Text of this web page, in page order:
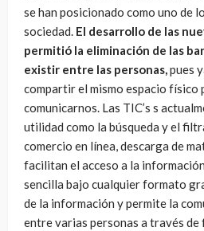
se han posicionado como uno de
sociedad. El desarrollo de las
permitió la eliminación de las
existir entre las personas,pues
compartir el mismo espacio físico
comunicarnos. Las TIC’s s
utilidad como la búsqueda y el
comercio en línea, descarga de
facilitan el acceso a la
sencilla bajo cualquier formato
de la información y permite la
entre varias personas a través de